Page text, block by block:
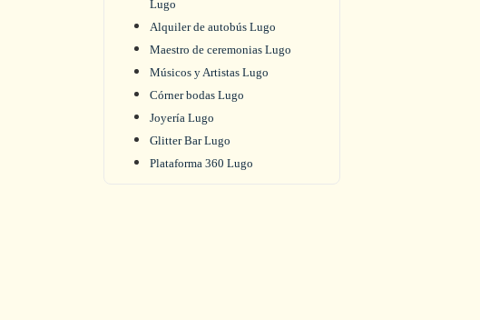
Lugo
Alquiler de autobús Lugo
Maestro de ceremonias Lugo
Músicos y Artistas Lugo
Córner bodas Lugo
Joyería Lugo
Glitter Bar Lugo
Plataforma 360 Lugo